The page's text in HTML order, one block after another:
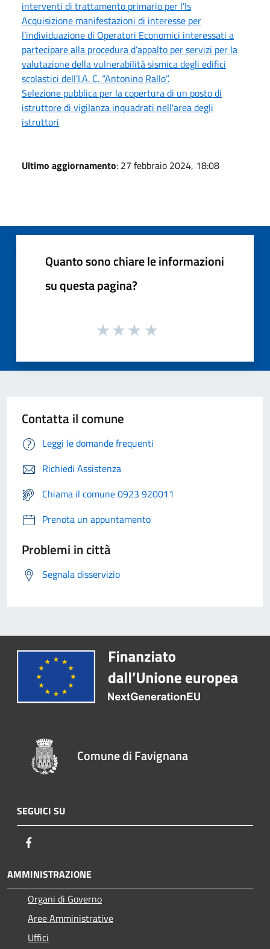
interventi di trattamento primario per l’Is
Acquisizione manifestazioni di interesse per
l’individuazione di Operatori Economici interessati a
partecipare alla procedura d’appalto per servizi per la
valutazione della vulnerabilità sismica degli edifici
scolastici dell’I.A. C. “Antonino Rallo”.
Selezione pubblica per la copertura di un posto di
istruttore di vigilanza inquadrati nell'area degli
istruttori
Ultimo aggiornamento: 27 febbraio 2024, 18:08
Quanto sono chiare le informazioni
su questa pagina?
Contatta il comune
Leggi le domande frequenti
Richiedi Assistenza
Chiama il comune 0923 920011
Prenota un appuntamento
Problemi in città
Segnala disservizio
Comune di Favignana
SEGUICI SU
AMMINISTRAZIONE
Organi di Governo
Aree Amministrative
Uffici